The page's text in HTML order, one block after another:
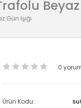
Beyaz
Gün Işığı
0
Ürün Kodu: